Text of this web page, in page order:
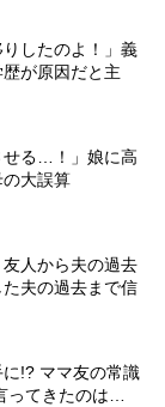
りしたのよ！」義
が原因だと主
せる…！」娘に高
大誤算
友人から夫の過去
夫の過去まで信
に!? ママ友の常識
ってきたのは…